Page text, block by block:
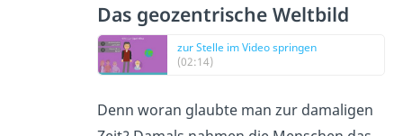
Das geozentrische Weltbild
zur Stelle im Video springen
(02:14)
Denn woran glaubte man zur damaligen